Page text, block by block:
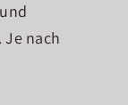
und
Je nach